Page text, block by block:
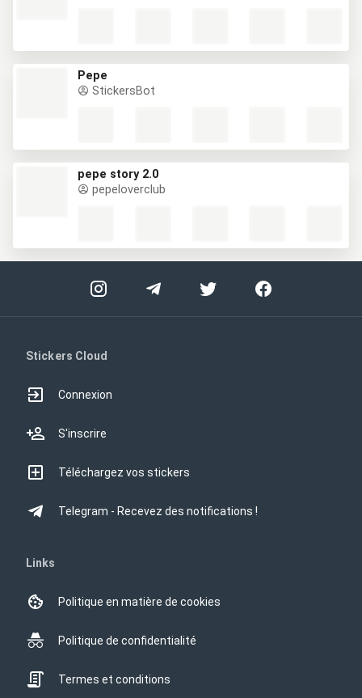
Pepe
StickersBot
pepe story 2.0
pepeloverclub
Stickers Cloud
Connexion
S'inscrire
Téléchargez vos stickers
Telegram - Recevez des notifications !
Links
Politique en matière de cookies
Politique de confidentialité
Termes et conditions